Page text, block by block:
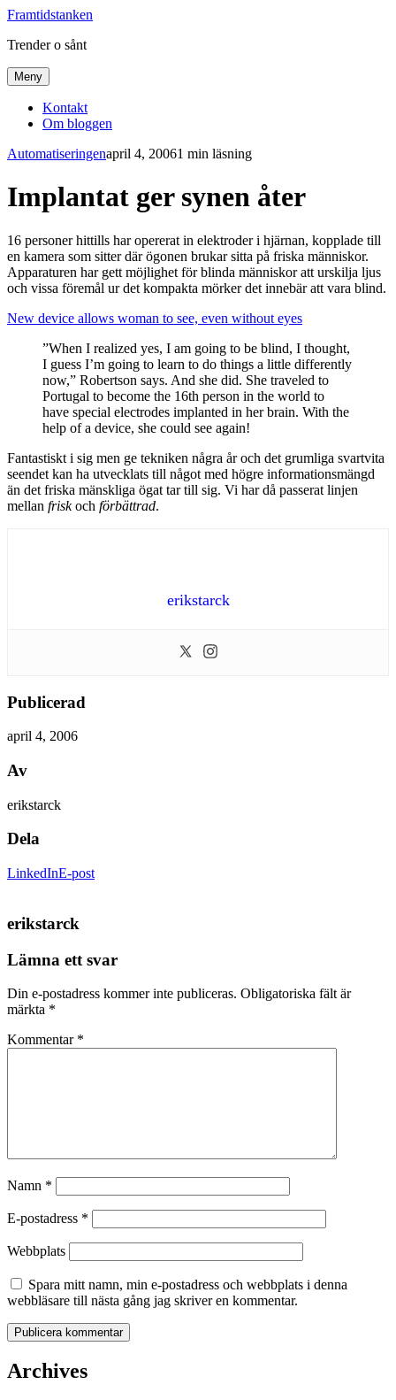
Framtidstanken
Trender o sånt
Meny
Kontakt
Om bloggen
Automatiseringenapril 4, 20061 min läsning
Implantat ger synen åter
16 personer hittills har opererat in elektroder i hjärnan, kopplade till
en kamera som sitter där ögonen brukar sitta på friska människor.
Apparaturen har gett möjlighet för blinda människor att urskilja ljus
och vissa föremål ur det kompakta mörker det innebär att vara blind.
New device allows woman to see, even without eyes
”When I realized yes, I am going to be blind, I thought,
I guess I’m going to learn to do things a little differently
now,” Robertson says. And she did. She traveled to
Portugal to become the 16th person in the world to
have special electrodes implanted in her brain. With the
help of a device, she could see again!
Fantastiskt i sig men ge tekniken några år och det grumliga svartvita
seendet kan ha utvecklats till något med högre informationsmängd
än det friska mänskliga ögat tar till sig. Vi har då passerat linjen
mellan friskoch förbättrad.
erikstarck
Publicerad
april 4, 2006
Av
erikstarck
Dela
LinkedInE-post
erikstarck
Lämna ett svar
Din e-postadress kommer inte publiceras. Obligatoriska fält är
märkta *
Kommentar *
Namn *
E-postadress *
Webbplats
Spara mitt namn, min e-postadress och webbplats i denna
webbläsare till nästa gång jag skriver en kommentar.
Archives